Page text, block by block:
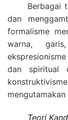
Berbagai
dan
formalisme
warna,
dan spiritual
Teori